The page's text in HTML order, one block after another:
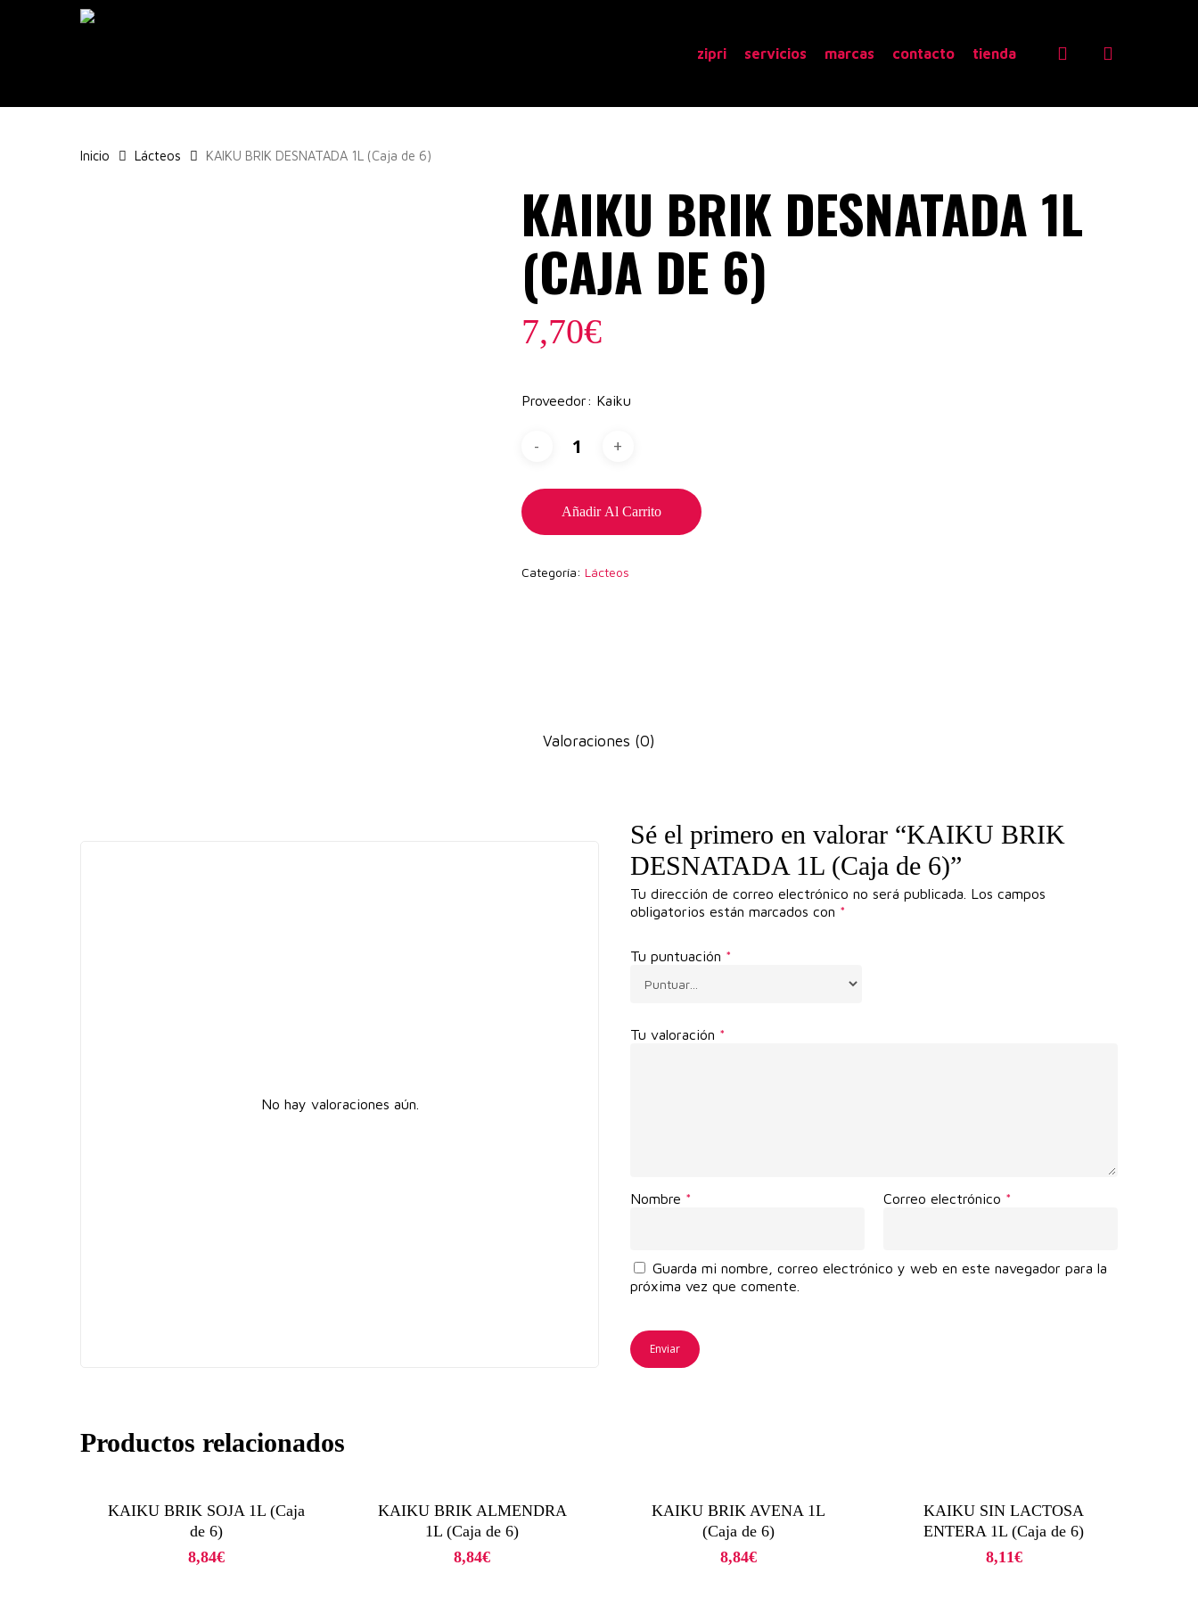
zipri servicios marcas contacto tienda search
Inicio Lácteos KAIKU BRIK DESNATADA 1L (Caja de 6)
KAIKU BRIK DESNATADA 1L
(CAJA DE 6)
7,70€
Proveedor: Kaiku
Añadir Al Carrito
Categoría: Lácteos
Valoraciones (0)
No hay valoraciones aún.
Sé el primero en valorar “KAIKU BRIK
DESNATADA 1L (Caja de 6)”
Tu dirección de correo electrónico no será publicada. Los campos
obligatorios están marcados con *
Tu puntuación *
Tu valoración *
Nombre * Correo electrónico *
Guarda mi nombre, correo electrónico y web en este navegador para la
próxima vez que comente.
Productos relacionados
KAIKU BRIK SOJA 1L (Caja
de 6)
8,84€
KAIKU BRIK ALMENDRA
1L (Caja de 6)
8,84€
KAIKU BRIK AVENA 1L
(Caja de 6)
8,84€
KAIKU SIN LACTOSA
ENTERA 1L (Caja de 6)
8,11€